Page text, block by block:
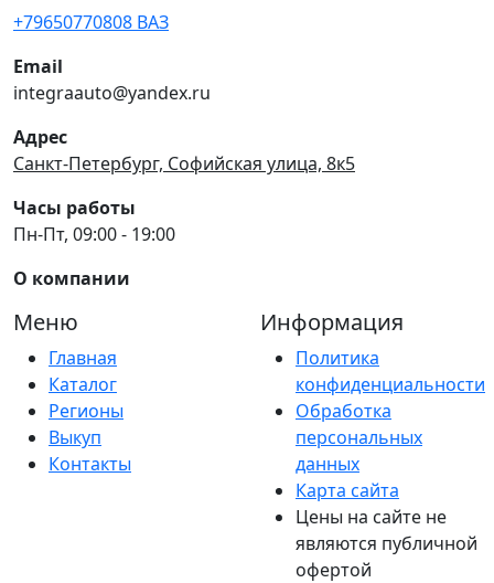
+79650770808 ВАЗ
Email
integraauto@yandex.ru
Адрес
Санкт-Петербург, Софийская улица, 8к5
Часы работы
Пн-Пт, 09:00 - 19:00
О компании
Меню
Главная
Каталог
Регионы
Выкуп
Контакты
Информация
Политика
конфиденциальности
Обработка
персональных
данных
Карта сайта
Цены на сайте не
являются публичной
офертой